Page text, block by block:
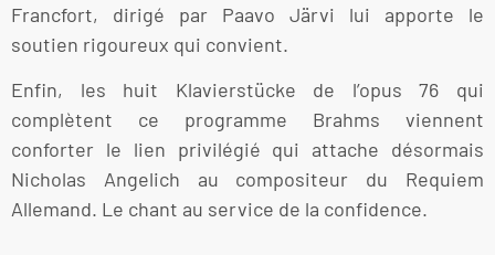
Francfort, dirigé par Paavo Järvi lui apporte le
soutien rigoureux qui convient.
Enfin, les huit Klavierstücke de l’opus 76 qui
complètent ce programme Brahms viennent
conforter le lien privilégié qui attache désormais
Nicholas Angelich au compositeur du Requiem
Allemand. Le chant au service de la confidence.